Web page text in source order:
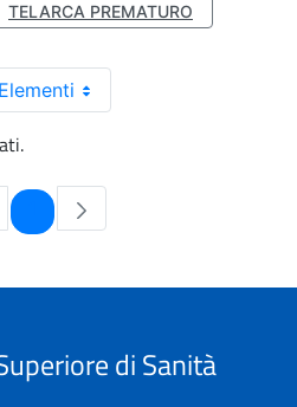
TELARCA PREMATURO
Pagina
di Sanità